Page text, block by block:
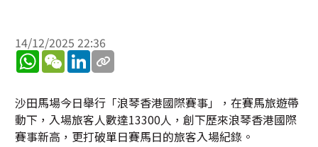
14/12/2025 22:36
WhatsApp
WeChatLinkedIn
沙田馬場今日舉行「浪琴香港國際賽事」，在賽馬旅遊帶
動下，入場旅客人數達13300人，創下歷來浪琴香港國際
賽事新高，更打破單日賽馬日的旅客入場紀錄。